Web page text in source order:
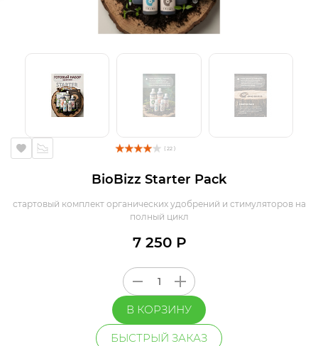
( 22 )
BioBizz Starter Pack
стартовый комплект органических удобрений и стимуляторов на
полный цикл
7 250 Р
В КОРЗИНУ
БЫСТРЫЙ ЗАКАЗ